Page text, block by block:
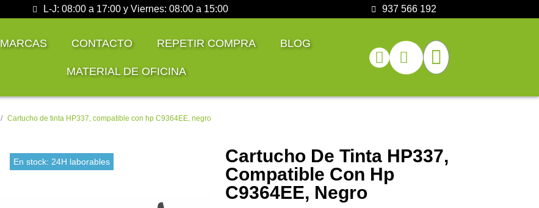
L-J: 08:00 a 17:00 y Viernes: 08:00 a 15:00 937 566 192
MARCAS CONTACTO REPETIR COMPRA BLOG
MATERIAL DE OFICINA
Cartucho de tinta HP337, compatible con hp C9364EE, negro
En stock: 24H laborables
Cartucho De Tinta HP337,
Compatible Con Hp
C9364EE, Negro